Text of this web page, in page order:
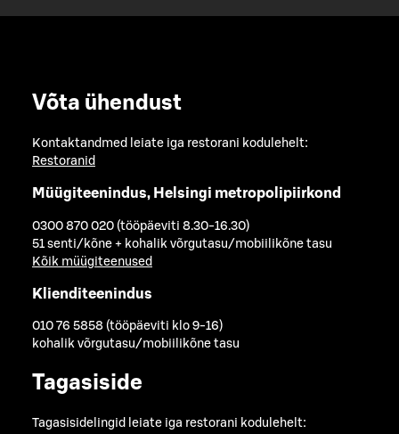
Võta ühendust
Kontaktandmed leiate iga restorani kodulehelt:
Restoranid
Müügiteenindus, Helsingi metropolipiirkond
0300 870 020 (tööpäeviti 8.30-16.30)
51 senti/kõne + kohalik võrgutasu/mobiilikõne tasu
Kõik müügiteenused
Klienditeenindus
010 76 5858 (tööpäeviti klo 9-16)
kohalik võrgutasu/mobiilikõne tasu
Tagasiside
Tagasisidelingid leiate iga restorani kodulehelt: